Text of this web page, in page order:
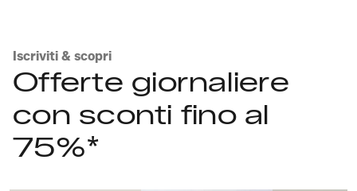
Iscriviti & scopri
Offerte giornaliere
con sconti fino al
75%*